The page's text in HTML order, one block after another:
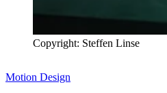
Copyright: Steffen Linse
Motion Design